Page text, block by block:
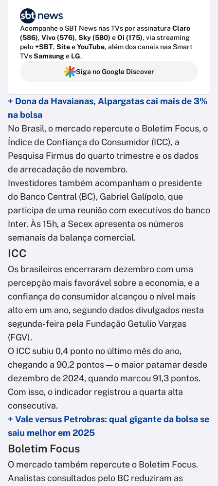
Acompanhe o SBT News nas TVs por assinatura Claro
(586), Vivo (576), Sky (580) eOi (175), via streaming
pelo+SBT, SiteeYouTube, além dos canais nas Smart
TVsSamsunge LG.
Siga no Google Discover
+ Dona da Havaianas, Alpargatas cai mais de 3%
na bolsa
No Brasil, o mercado repercute o Boletim Focus, o
Índice de Confiança do Consumidor (ICC), a
Pesquisa Firmus do quarto trimestre e os dados
de arrecadação de novembro.
Investidores também acompanham o presidente
do Banco Central (BC), Gabriel Galípolo, que
participa de uma reunião com executivos do banco
Inter. Às 15h, a Secex apresenta os números
semanais da balança comercial.
ICC
Os brasileiros encerraram dezembro com uma
percepção mais favorável sobre a economia, e a
confiança do consumidor alcançou o nível mais
alto em um ano, segundo dados divulgados nesta
segunda-feira pela Fundação Getulio Vargas
(FGV).
O ICC subiu 0,4 ponto no último mês do ano,
chegando a 90,2 pontos — o maior patamar desde
dezembro de 2024, quando marcou 91,3 pontos.
Com isso, o indicador registrou a quarta alta
consecutiva.
+ Vale versus Petrobras: qual gigante da bolsa se
saiu melhor em 2025
Boletim Focus
O mercado também repercute o Boletim Focus.
Analistas consultados pelo BC reduziram as